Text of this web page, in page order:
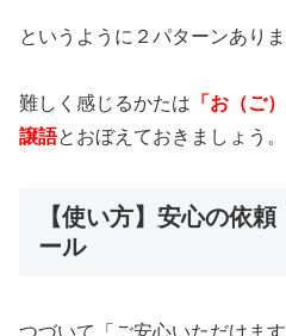
というように２パターンありま
難しく感じるかたは 「お（ご
譲語とおぼえておきましょう。
【使い方】安心の依
ール
つづいて「ご安心いただけま